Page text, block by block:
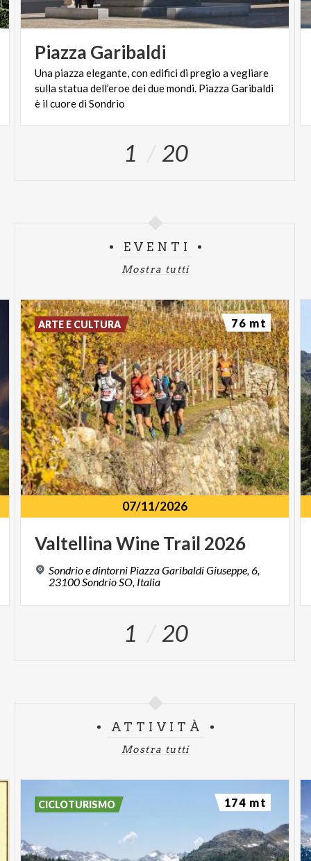
Piazza Garibaldi
Una piazza elegante, con edifici di pregio a vegliare
sulla statua dell’eroe dei due mondi. Piazza Garibaldi
è il cuore di Sondrio
1 20
EVENTI
Mostra tutti
07/11/2026
ValtellinaWineTrail 2026
Sondrio e dintorni Piazza Garibaldi Giuseppe, 6,
23100 Sondrio SO, Italia
ARTE E CULTURA 76 mt
1 20
ATTIVITÀ
Mostra tutti
CICLOTURISMO 174 mt